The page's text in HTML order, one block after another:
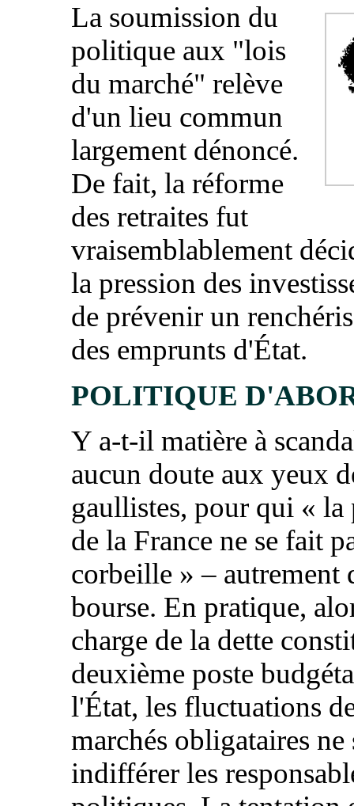
La soumission du
politique aux "lois
du marché" relève
d'un lieu commun
largement dénoncé.
De fait, la réforme
des retraites fut
vraisemblablement
la pression des
de prévenir un
des emprunts d'État.
POLITIQUE
Y a-t-il matière à
aucun doute aux yeux
gaullistes, pour qui «
de la France ne se fait
corbeille » – autrement
bourse. En pratique,
charge de la dette
deuxième poste
l'État, les fluctuations
marchés obligataires ne
indifférer les